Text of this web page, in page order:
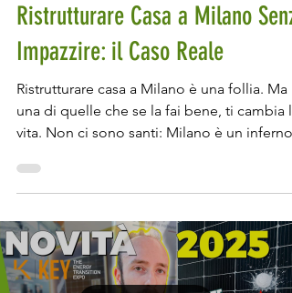
Ristrutturare Casa a Milano Senza
Impazzire: il Caso Reale
Ristrutturare casa a Milano è una follia. Ma
una di quelle che se la fai bene, ti cambia la
vita. Non ci sono santi: Milano è un inferno
impossibili, regolamenti condominiali da
anni '70, vincoli ovunque, architetti che
parlano di estetica e non hanno idea di
sia un kWh. E nel mezzo ci sei tu, che vuoi
una casa bella, comoda, efficiente,
sostenibile, magari pure 100% elettrica e